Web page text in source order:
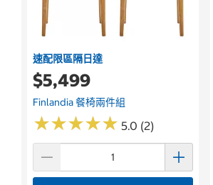
速配限區隔日達
$5,499
Finlandia 餐椅兩件組
★★★★★
★★★★★ 5.0 (2)